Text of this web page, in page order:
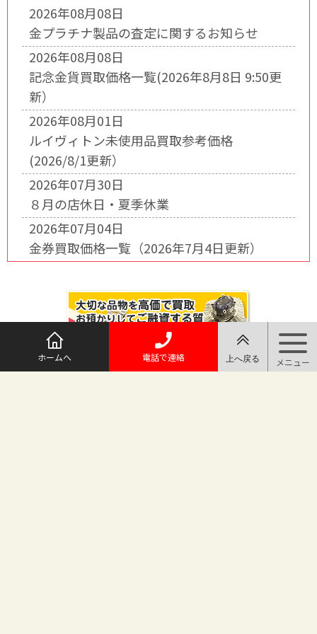
2026年08月08日
金プラチナ製品の査定に関するお知らせ
2026年08月08日
記念金貨買取価格一覧(2026年8月8日 9:50更
新）
2026年08月01日
ルイヴィトン未使用品買取参考価格
(2026/8/1更新）
2026年07月30日
８月の店休日・夏季休業
2026年07月04日
金券買取価格一覧（2026年7月4日更新）
ホームへ 電話で連絡